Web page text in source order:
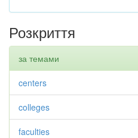
Розкриття
за темами
centers
colleges
faculties